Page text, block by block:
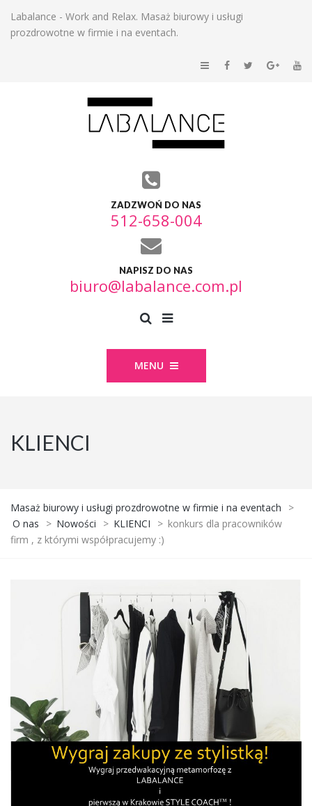
Labalance - Work and Relax. Masaż biurowy i usługi
prozdrowotne w firmie i na eventach.
ZADZWOŃ DO NAS
512-658-004
NAPISZ DO NAS
biuro@labalance.com.pl
MENU
KLIENCI
Masaż biurowy i usługi prozdrowotne w firmie i na eventach
>
O nas
> Nowości > KLIENCI > konkurs dla pracowników
firm , z którymi współpracujemy :)